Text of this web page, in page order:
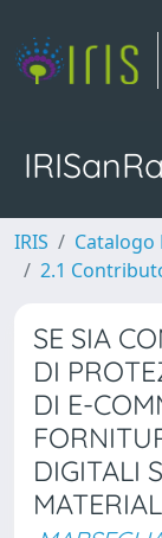
IRIS Catalogo
2.1
SE SIA
DI
DI E-
DIGITALI